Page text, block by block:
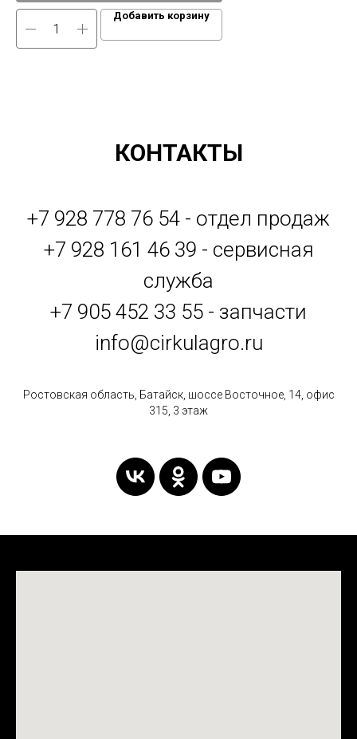
Добавить корзину
КОНТАКТЫ
+7 928 778 76 54 - отдел продаж
+7 928 161 46 39 - сервисная
служба
+7 905 452 33 55 - запчасти
info@cirkulagro.ru
Ростовская область, Батайск, шоссе Восточное, 14, офис
315, 3 этаж